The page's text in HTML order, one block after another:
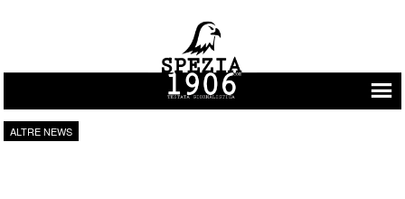
Vai al contenuto
ALTRE NEWS